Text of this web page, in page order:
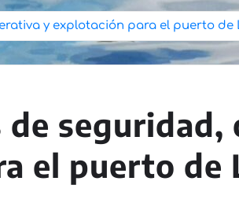
y explotación para el puerto de
de seguridad,
el puerto de